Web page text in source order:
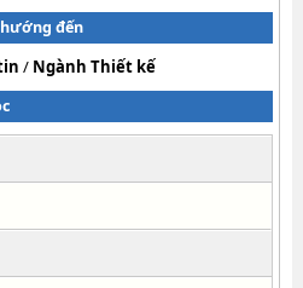
đến
/ Ngành Thiết kế